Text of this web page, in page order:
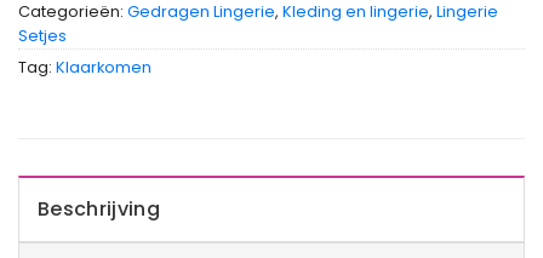
Categorieën: Gedragen Lingerie, Kleding en lingerie, Lingerie
Setjes
Tag: Klaarkomen
Beschrijving